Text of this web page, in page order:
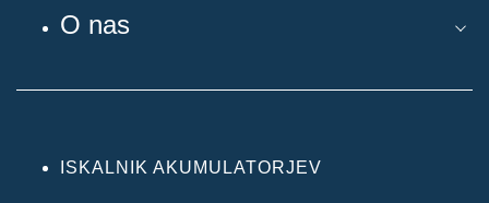
O nas
ISKALNIK AKUMULATORJEV